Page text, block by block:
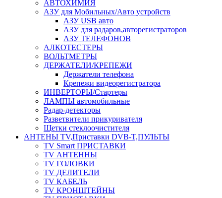
АВТОХИМИЯ
АЗУ для Мобильных/Авто устройств
АЗУ USB авто
АЗУ для радаров,авторегистраторов
АЗУ ТЕЛЕФОНОВ
АЛКОТЕСТЕРЫ
ВОЛЬТМЕТРЫ
ДЕРЖАТЕЛИ/КРЕПЕЖИ
Держатели телефона
Крепежи видеорегистратора
ИНВЕРТОРЫ/Стартеры
ЛАМПЫ автомобильные
Радар-детекторы
Разветвители прикуривателя
Щетки стеклоочистителя
АНТЕНЫ ТV,Приставки DVB-T,ПУЛЬТЫ
TV Smart ПРИСТАВКИ
TV АНТЕННЫ
TV ГОЛОВКИ
TV ДЕЛИТЕЛИ
TV КАБЕЛЬ
TV КРОНШТЕЙНЫ